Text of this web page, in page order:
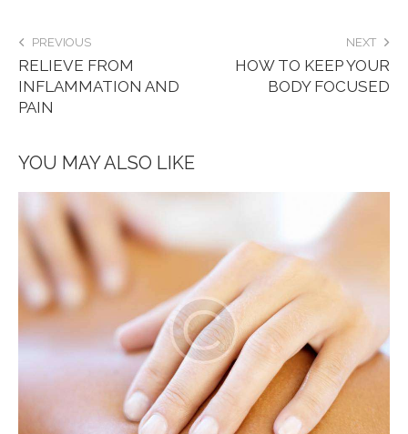
PREVIOUS
RELIEVE FROM
INFLAMMATION AND
PAIN
NEXT
HOW TO KEEP YOUR
BODY FOCUSED
YOU MAY ALSO LIKE